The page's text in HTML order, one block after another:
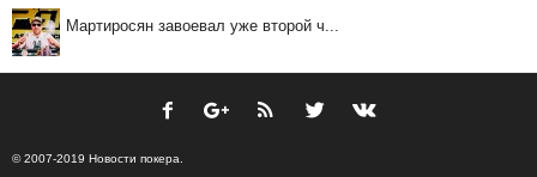
Мартиросян завоевал уже второй ч...
© 2007-2019 Новости покера.